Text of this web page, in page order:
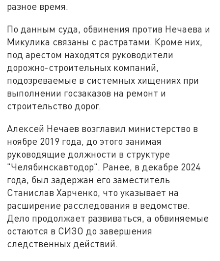
разное время.
По данным суда, обвинения против Нечаева и
Микулика связаны с растратами. Кроме них,
под арестом находятся руководители
дорожно-строительных компаний,
подозреваемые в системных хищениях при
выполнении госзаказов на ремонт и
строительство дорог.
Алексей Нечаев возглавил министерство в
ноябре 2019 года, до этого занимая
руководящие должности в структуре
"Челябинскавтодор". Ранее, в декабре 2024
года, был задержан его заместитель
Станислав Харченко, что указывает на
расширение расследования в ведомстве.
Дело продолжает развиваться, а обвиняемые
остаются в СИЗО до завершения
следственных действий.